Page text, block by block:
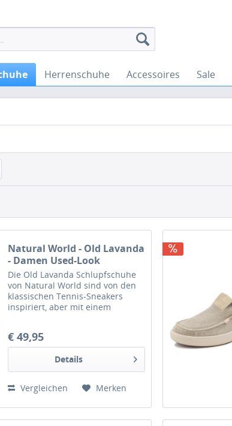
Herrenschuhe Accessoires Sale
Natural World - Old Lavanda
- Damen Used-Look
Baumwollschuhe -
Dunkelblau (Marino)
Die Old Lavanda Schlupfschuhe
von Natural World sind von den
klassischen Tennis-Sneakers
inspiriert, aber mit einem
gewaschener 100% Bio-
Baumwolle im Washed-Look und
einem Gummizug plus...
€ 49,95
Details
Vergleichen Merken